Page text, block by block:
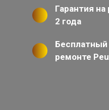
Гарантия
2 года
Бесплатный
ремонте